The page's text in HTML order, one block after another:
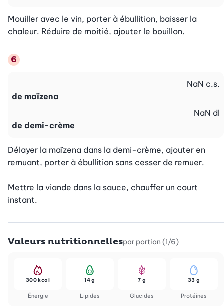
Mouiller avec le vin, porter à ébullition, baisser la
chaleur. Réduire de moitié, ajouter le bouillon.
de maïzena
NaN c.s.
de demi-crème
NaN dl
Délayer la maïzena dans la demi-crème, ajouter en
remuant, porter à ébullition sans cesser de remuer.
Mettre la viande dans la sauce, chauffer un court
instant.
Valeurs nutritionnellespar portion (1/6)
Énergie
300 kcal
Lipides
14 g
Glucides
7 g
Protéines
33 g